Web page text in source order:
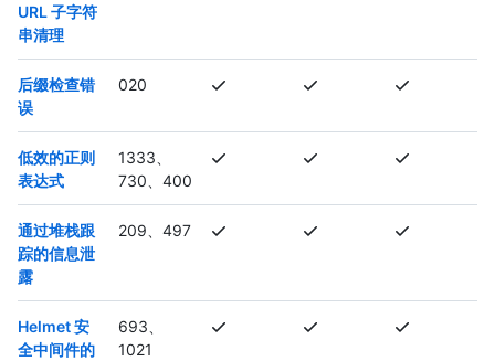
URL 子字符
串清理
后缀检查错
误
020
低效的正则
表达式
1333、
730、400
通过堆栈跟
踪的信息泄
露
209、497
Helmet 安
全中间件的
693、
1021